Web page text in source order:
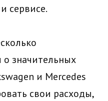
сервисе.
о значительных
и Mercedes
свои расходы,